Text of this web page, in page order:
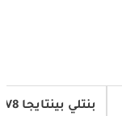
بنتلي بينتايجا 4.0L V8